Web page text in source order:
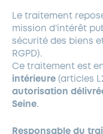
Le traitement
mission d’intérêt
sécurité des biens
RGPD).
Ce traitement est
intérieure (articles
autorisation
Seine.
Responsable du